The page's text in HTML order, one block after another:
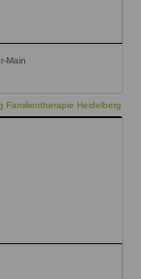
Main
Familientherapie Heidelberg